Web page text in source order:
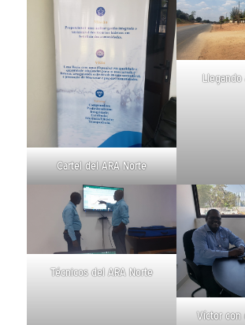
Cartel del ARA Norte
Técnicos del ARA Norte
Víctor con